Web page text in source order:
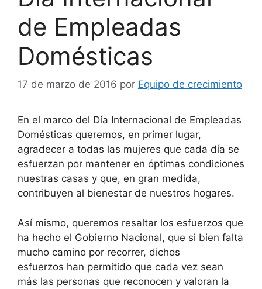
de Empleadas
Domésticas
17 de marzo de 2016 por Equipo de crecimiento
En el marco del Día Internacional de Empleadas
Domésticas queremos, en primer lugar,
agradecer a todas las mujeres que cada día se
esfuerzan por mantener en óptimas condiciones
nuestras casas y que, en gran medida,
contribuyen al bienestar de nuestros hogares.
Así mismo, queremos resaltar los esfuerzos que
ha hecho el Gobierno Nacional, que si bien falta
mucho camino por recorrer, dichos
esfuerzos han permitido que cada vez sean
más las personas que reconocen y valoran la